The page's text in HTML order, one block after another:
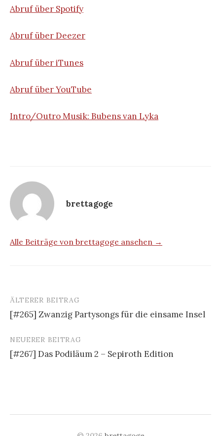
Abruf über Spotify
Abruf über Deezer
Abruf über iTunes
Abruf über YouTube
Intro/Outro Musik: Bubens van Lyka
brettagoge
Alle Beiträge von brettagoge ansehen →
Beitrags-
Navigation
ÄLTERER BEITRAG
[#265] Zwanzig Partysongs für die einsame Insel
NEUERER BEITRAG
[#267] Das Podiläum 2 – Sepiroth Edition